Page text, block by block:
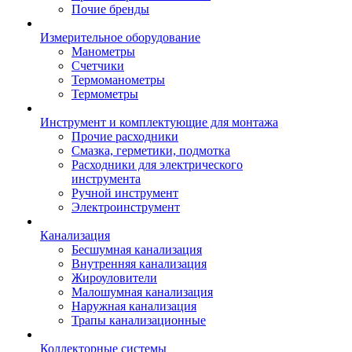
Почие бренды
Измерительное оборудование
Манометры
Счетчики
Термоманометры
Термометры
Инструмент и комплектующие для монтажа
Прочие расходники
Смазка, герметики, подмотка
Расходники для электрического
инструмента
Ручной инструмент
Электроинструмент
Канализация
Бесшумная канализация
Внутренняя канализация
Жироуловители
Малошумная канализация
Наружная канализация
Трапы канализационные
Коллекторные системы